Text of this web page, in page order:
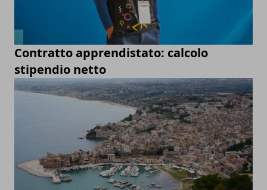
Contratto apprendistato: calcolo
stipendio netto